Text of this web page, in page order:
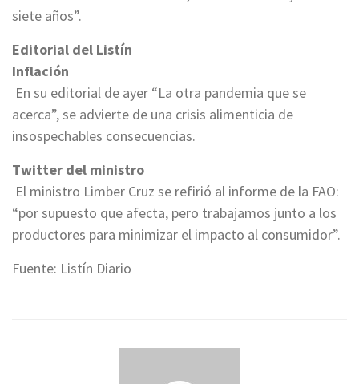
siete años”.
Editorial del Listín
Inflación
En su editorial de ayer “La otra pandemia que se
acerca”, se advierte de una crisis alimenticia de
insospechables consecuencias.
Twitter del ministro
El ministro Limber Cruz se refirió al informe de la FAO:
“por supuesto que afecta, pero trabajamos junto a los
productores para minimizar el impacto al consumidor”.
Fuente: Listín Diario